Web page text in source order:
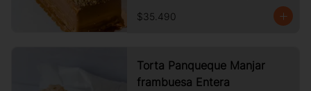
$35.490
Torta Panqueque Manjar
frambuesa Entera